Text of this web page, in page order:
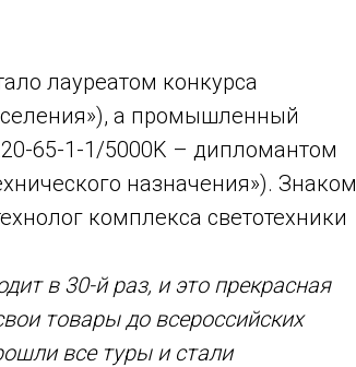
лауреатом конкурса
а промышленный
65-1-1/5000K – дипломантом
назначения»). Знаком
комплекса светотехники
в 30-й раз, и это прекрасная
товары до всероссийских
все туры и стали